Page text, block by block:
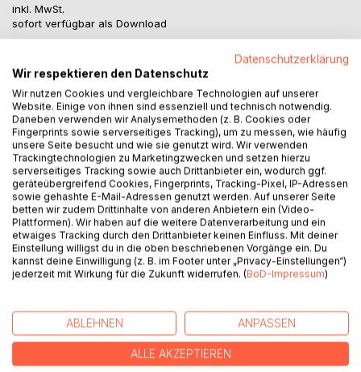
inkl. MwSt.
sofort verfügbar als Download
IN DEN WARENKORB
Auf die Merkliste
Titel bewerten
BESCHREIBUNG
Heimos Kuriositätenkabinett besteht aus kurzen,
achtzeiligen Reimen, die mit einer abschließenden Pointe
auf Alltagssituationen anspielen, die uns ein Lächeln, ein
Lachen, oder auch nur ein Stirnrunzeln abverlangen.
Datenschutzerklärung
Wir respektieren den Datenschutz
Wir nutzen Cookies und vergleichbare Technologien auf unserer
Website. Einige von ihnen sind essenziell und technisch notwendig.
Daneben verwenden wir Analysemethoden (z. B. Cookies oder
Fingerprints sowie serverseitiges Tracking), um zu messen, wie häufig
unsere Seite besucht und wie sie genutzt wird. Wir verwenden
Trackingtechnologien zu Marketingzwecken und setzen hierzu
serverseitiges Tracking sowie auch Drittanbieter ein, wodurch ggf.
geräteübergreifend Cookies, Fingerprints, Tracking-Pixel, IP-Adressen
sowie gehashte E-Mail-Adressen genutzt werden. Auf unserer Seite
betten wir zudem Drittinhalte von anderen Anbietern ein (Video-
Plattformen). Wir haben auf die weitere Datenverarbeitung und ein
etwaiges Tracking durch den Drittanbieter keinen Einfluss. Mit deiner
Einstellung willigst du in die oben beschriebenen Vorgänge ein. Du
kannst deine Einwilligung (z. B. im Footer unter „Privacy-Einstellungen“)
jederzeit mit Wirkung für die Zukunft widerrufen. (BoD-Impressum)
ABLEHNEN ANPASSEN
ALLE AKZEPTIEREN